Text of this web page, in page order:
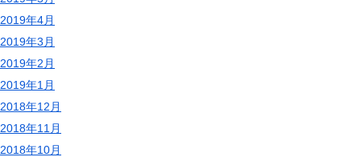
2019年4月
2019年3月
2019年2月
2019年1月
2018年12月
2018年11月
2018年10月